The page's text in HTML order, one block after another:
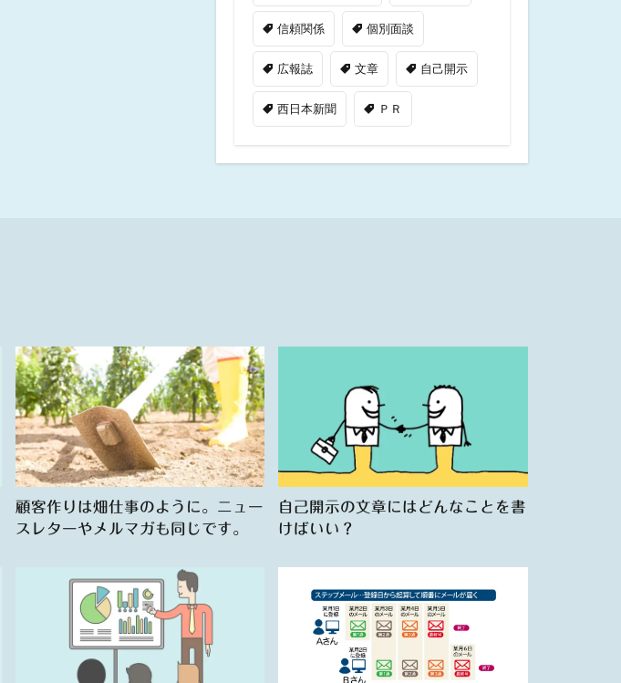
信頼関係 個別面談
広報誌 文章 自己開示
西日本新聞 ＰＲ
顧客作りは畑仕事のように。ニュー
スレターやメルマガも同じです。
自己開示の文章にはどんなことを書
けばいい？